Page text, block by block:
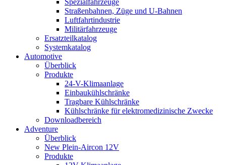
Straßenbahnen, Züge und U-Bahnen
Luftfahrtindustrie
Militärfahrzeuge
Ersatzteilkatalog
Systemkatalog
Automotive
Überblick
Produkte
24-V-Klimaanlage
Einbaukühlschränke
Tragbare Kühlschränke
Kühlschränke für elektromedizinische Zwecke
Downloadbereich
Adventure
Überblick
New Plein-Aircon 12V
Produkte